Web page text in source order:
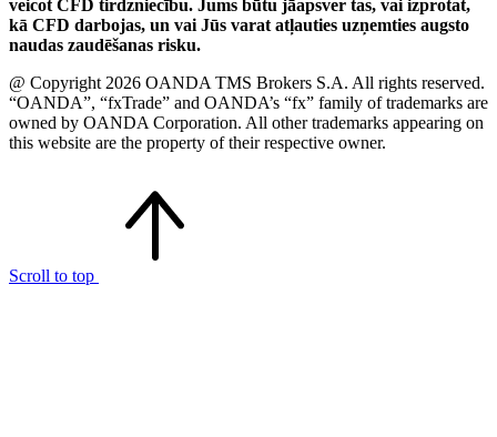
veicot CFD tirdzniecību. Jums būtu jāapsver tas, vai izprotat,
kā CFD darbojas, un vai Jūs varat atļauties uzņemties augsto
naudas zaudēšanas risku.
@ Copyright 2026 OANDA TMS Brokers S.A. All rights reserved.
“OANDA”, “fxTrade” and OANDA’s “fx” family of trademarks are
owned by OANDA Corporation. All other trademarks appearing on
this website are the property of their respective owner.
Scroll to top